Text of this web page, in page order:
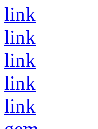
link
link
link
link
link